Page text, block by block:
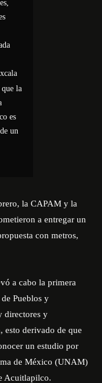
la
es
un
la CAPAM y la
a entregar un
con metros,
a cabo la primera
Pueblos y
directores y
, esto derivado de que
un estudio por
de México (UNAM)
Acuitlapilco.